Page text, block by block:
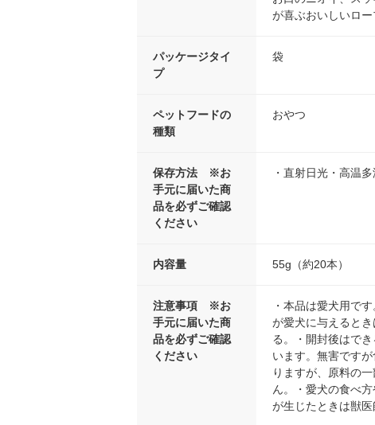
が喜ぶおいしいロ
パッケージタイ
プ
袋
ペットフードの
種類
おやつ
保存方法 ※お
手元に届いた商
品を必ずご確認
ください
・直射日光・高温
内容量 55g（約20本）
注意事項 ※お
手元に届いた商
品を必ずご確認
ください
・本品は愛犬用で
が愛犬に与えると
る。・開封後はで
います。無害です
りますが、原料の
ん。・愛犬の食べ
が生じたときは獣医